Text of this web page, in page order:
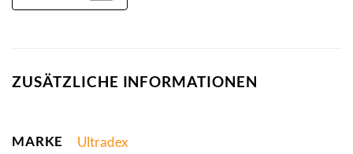
ZUSÄTZLICHE INFORMATIONEN
MARKE Ultradex